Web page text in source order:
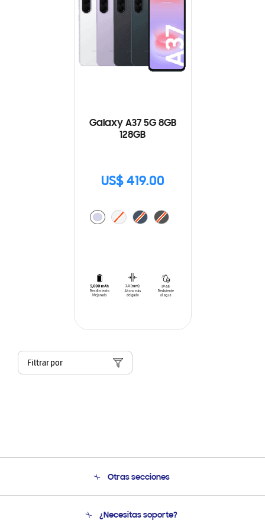
Galaxy A37 5G 8GB
128GB
US$ 419.00
Filtrar por
Otras secciones
Soporte
¿Necesitas soporte?